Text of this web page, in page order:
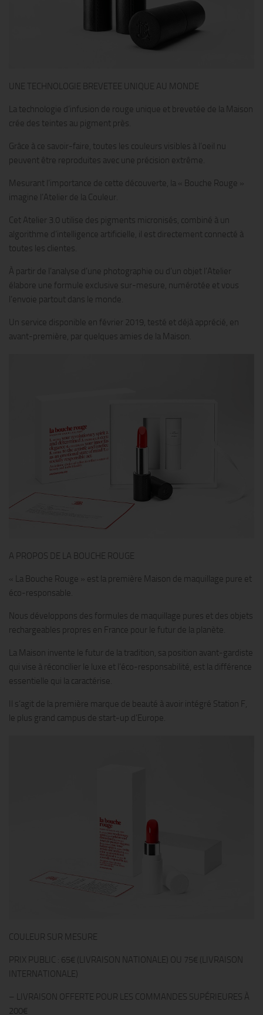
UNE TECHNOLOGIE BREVETEE UNIQUE AU MONDE
La technologie d’infusion de rouge unique et brevetée de la Maison
crée des teintes au pigment près.
Grâce à ce savoir-faire, toutes les couleurs visibles à l’oeil nu
peuvent être reproduites avec une précision extrême.
Mesurant l’importance de cette découverte, la « Bouche Rouge »
imagine l’Atelier de la Couleur.
Cet Atelier 3.0 utilise des pigments micronisés, combiné à un
algorithme d’intelligence artificielle, il est directement connecté à
toutes les clientes.
À partir de l’analyse d’une photographie ou d’un objet l’Atelier
élabore une formule exclusive sur-mesure, numérotée et vous
l’envoie partout dans le monde.
Un service disponible en février 2019, testé et déjà apprécié, en
avant-première, par quelques amies de la Maison.
A PROPOS DE LA BOUCHE ROUGE
« La Bouche Rouge » est la première Maison de maquillage pure et
éco-responsable.
Nous développons des formules de maquillage pures et des objets
rechargeables propres en France pour le futur de la planète.
La Maison invente le futur de la tradition, sa position avant-gardiste
qui vise à réconcilier le luxe et l’éco-responsabilité, est la différence
essentielle qui la caractérise.
Il s’agit de la première marque de beauté à avoir intégré Station F,
le plus grand campus de start-up d’Europe.
COULEUR SUR MESURE
PRIX PUBLIC : 65€ (LIVRAISON NATIONALE) OU 75€ (LIVRAISON
INTERNATIONALE)
– LIVRAISON OFFERTE POUR LES COMMANDES SUPÉRIEURES À
200€